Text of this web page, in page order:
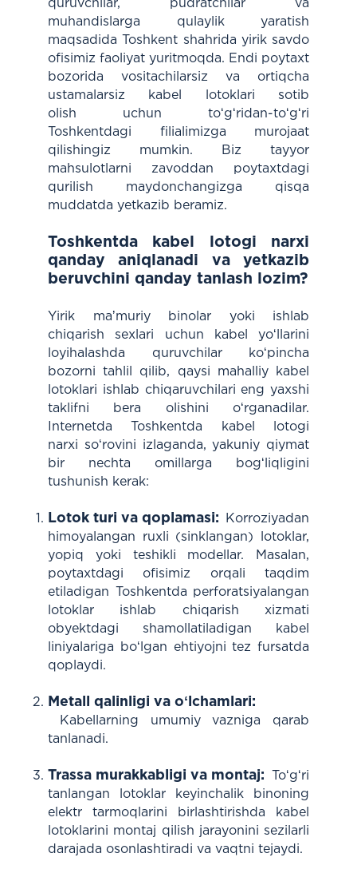
quruvchilar, pudratchilar va
muhandislarga qulaylik yaratish
maqsadida Toshkent shahrida yirik savdo
ofisimiz faoliyat yuritmoqda. Endi poytaxt
bozorida vositachilarsiz va ortiqcha
ustamalarsiz kabel lotoklari sotib
olish uchun toʻgʻridan-toʻgʻri
Toshkentdagi filialimizga murojaat
qilishingiz mumkin. Biz tayyor
mahsulotlarni zavoddan poytaxtdagi
qurilish maydonchangizga qisqa
muddatda yetkazib beramiz.
Toshkentda kabel lotogi narxi
qanday aniqlanadi va yetkazib
beruvchini qanday tanlash lozim?
Yirik maʼmuriy binolar yoki ishlab
chiqarish sexlari uchun kabel yoʻllarini
loyihalashda quruvchilar koʻpincha
bozorni tahlil qilib, qaysi mahalliy kabel
lotoklari ishlab chiqaruvchilari eng yaxshi
taklifni bera olishini oʻrganadilar.
Internetda Toshkentda kabel lotogi
narxi soʻrovini izlaganda, yakuniy qiymat
bir nechta omillarga bogʻliqligini
tushunish kerak:
Lotok turi va qoplamasi: Korroziyadan
himoyalangan ruxli (sinklangan) lotoklar,
yopiq yoki teshikli modellar. Masalan,
poytaxtdagi ofisimiz orqali taqdim
etiladigan Toshkentda perforatsiyalangan
lotoklar ishlab chiqarish xizmati
obyektdagi shamollatiladigan kabel
liniyalariga boʻlgan ehtiyojni tez fursatda
qoplaydi.
Metall qalinligi va oʻlchamlari:
Kabellarning umumiy vazniga qarab
tanlanadi.
Trassa murakkabligi va montaj: Toʻgʻri
tanlangan lotoklar keyinchalik binoning
elektr tarmoqlarini birlashtirishda kabel
lotoklarini montaj qilish jarayonini sezilarli
darajada osonlashtiradi va vaqtni tejaydi.